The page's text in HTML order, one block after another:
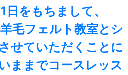
をもちまして、
毛フェルト教室とシ
せていただくことに
ままでコースレッス